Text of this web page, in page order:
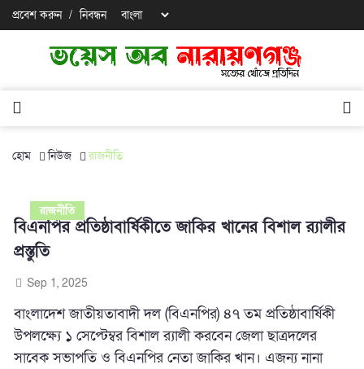
প্রবেশ করুন / নিবন্ধন
হোম নিউজ রাজনীতি
রাজনীতি
বিএনপির প্রতিষ্ঠাবার্ষিকীতে জাকির খানের বিশাল র‌্যালীর
প্রস্তুতি
Sep 1, 2025
বাংলাদেশ জাতীয়তাবাদী দল (বিএনপির) ৪৭ তম প্রতিষ্ঠাবার্ষিকী
উপলক্ষ্যে ১ সেপ্টেম্বর বিশাল র‌্যালী করবেন জেলা ছাত্রদলের
সাবেক সভাপতি ও বিএনপির নেতা জাকির খান। এজন্য নানা